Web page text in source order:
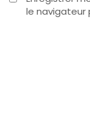
le navigateur